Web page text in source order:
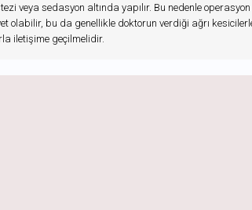
veya sedasyon altında yapılır. Bu nedenle
olabilir, bu da genellikle doktorun verdiği ağrı
iletişime geçilmelidir.